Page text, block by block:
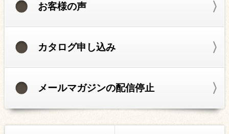
お客様の声
カタログ申し込み
メールマガジンの配信停止